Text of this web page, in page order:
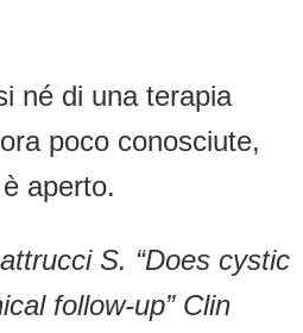
né di una terapia
poco conosciute,
aperto.
S. “Does cystic
follow-up” Clin